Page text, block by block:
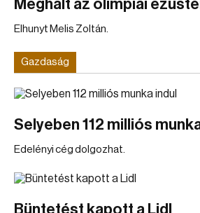
Meghalt az olimpiai
Elhunyt Melis Zoltán.
Gazdaság
Selyeben 112 milliós
Edelényi cég dolgozhat.
Büntetést kapott a Lidl